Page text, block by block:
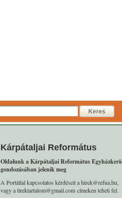
Keres
Kárpátaljai Református
Oldalunk a Kárpátaljai Református
gondozásában jelenik meg
A Portállal kapcsolatos kérdéseit a hirek@refua.hu,
vagy a tirektartalom@gmail.com címeken teheti fel.